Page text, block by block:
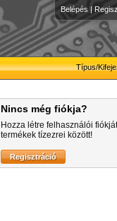
Belépés |
Típus/
Nincs még fiókja?
Hozza létre felhasználói
termékek tízezrei között!